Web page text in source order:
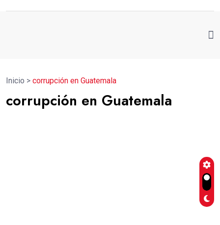
Inicio > corrupción en Guatemala
corrupción en Guatemala